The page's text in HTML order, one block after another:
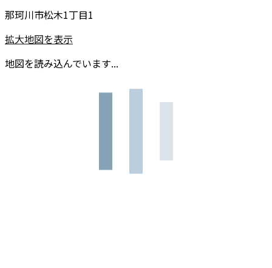
那珂川市松木1丁目1
拡大地図を表示
地図を読み込んでいます...